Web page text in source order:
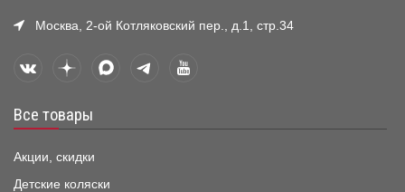
Москва, 2-ой Котляковский пер., д.1, стр.34
Все товары
Акции, скидки
Детские коляски